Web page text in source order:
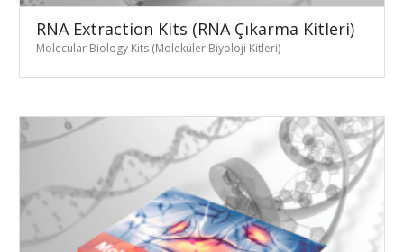
RNA Extraction Kits (RNA Çıkarma Kitleri)
Molecular Biology Kits (Moleküler Biyoloji Kitleri)